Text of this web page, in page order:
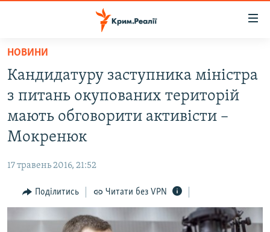
Перейти
основного
матеріалу
до
основної
Перейти
пошуку
ВОДА.КРИМ
ВІДЕО ТА ФОТО
ПОЛІТИКА
ПОГЛЯД
ІНТЕРВ'Ю
НОВИНИ
Кандидатуру заступника міністра
з питань окупованих територій
мають обговорити активісти –
Мокренюк
17 травень 2016, 21:52
Поділитись Читати без VPN